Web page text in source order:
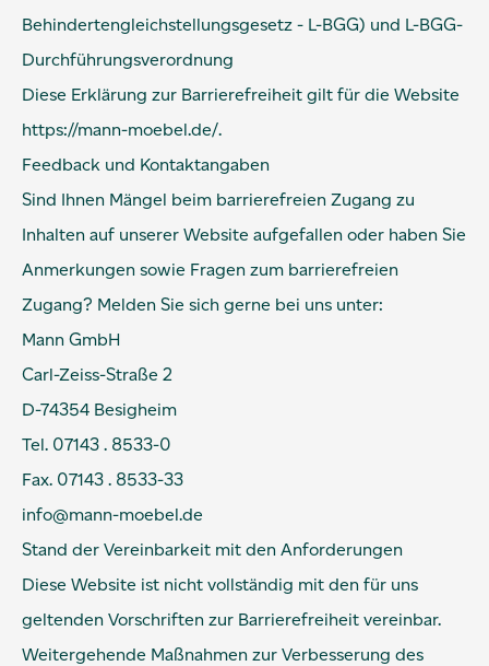
Behindertengleichstellungsgesetz - L-BGG) und L-BGG-
Durchführungsverordnung
Diese Erklärung zur Barrierefreiheit gilt für die Website
https://mann-moebel.de/.
Feedback und Kontaktangaben
Sind Ihnen Mängel beim barrierefreien Zugang zu
Inhalten auf unserer Website aufgefallen oder haben Sie
Anmerkungen sowie Fragen zum barrierefreien
Zugang? Melden Sie sich gerne bei uns unter:
Mann GmbH
Carl-Zeiss-Straße 2
D-74354 Besigheim
Tel. 07143 . 8533-0
Fax. 07143 . 8533-33
info@mann-moebel.de
Stand der Vereinbarkeit mit den Anforderungen
Diese Website ist nicht vollständig mit den für uns
geltenden Vorschriften zur Barrierefreiheit vereinbar.
Weitergehende Maßnahmen zur Verbesserung des